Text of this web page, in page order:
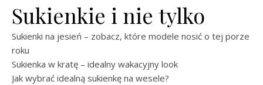
Sukienkie i nie tylko
Sukienki na jesień – zobacz, które modele nosić o tej porze
roku
Sukienka w kratę – idealny wakacyjny look
Jak wybrać idealną sukienkę na wesele?